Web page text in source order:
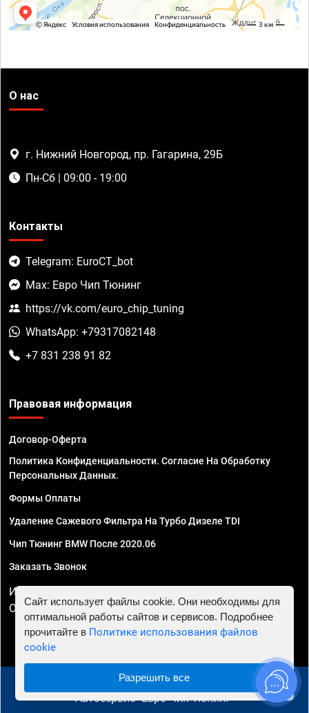
О нас
г. Нижний Новгород, пр. Гагарина, 29Б
Пн-Сб | 09:00 - 19:00
Контакты
Telegram: EuroCT_bot
Max: Евро Чип Тюнинг
https://vk.com/euro_chip_tuning
WhatsApp: +79317082148
+7 831 238 91 82
Правовая информация
Договор-Оферта
Политика Конфиденциальности. Согласие На Обработку
Персональных Данных.
Формы Оплаты
Удаление Сажевого Фильтра На Турбо Дизеле TDI
Чип Тюнинг BMW После 2020.06
Заказать Звонок
ИП Смирнов Георгий Павлович. ИНН 781302555843,
ОГРНИП 324470400032610
© 2010 - 2026 Чип тюнинг в Нижнем Новгороде -
Автосервис "Евро Чип Тюнинг"
Сайт использует файлы cookie. Они необходимы для
оптимальной работы сайтов и сервисов. Подробнее
прочитайте в Политике использования файлов
cookie
Разрешить все